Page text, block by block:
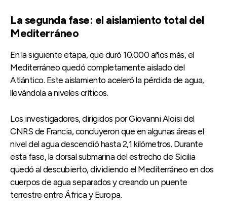
La segunda fase: el aislamiento total del
Mediterráneo
En la siguiente etapa, que duró 10.000 años más, el
Mediterráneo quedó completamente aislado del
Atlántico. Este aislamiento aceleró la pérdida de agua,
llevándola a niveles críticos.
Los investigadores, dirigidos por Giovanni Aloisi del
CNRS de Francia, concluyeron que en algunas áreas el
nivel del agua descendió hasta 2,1 kilómetros. Durante
esta fase, la dorsal submarina del estrecho de Sicilia
quedó al descubierto, dividiendo el Mediterráneo en dos
cuerpos de agua separados y creando un puente
terrestre entre África y Europa.